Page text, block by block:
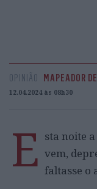
OPINIÃO MAPEADOR
12.04.2024 às 08h30
E sta noite
vem,
faltasse o